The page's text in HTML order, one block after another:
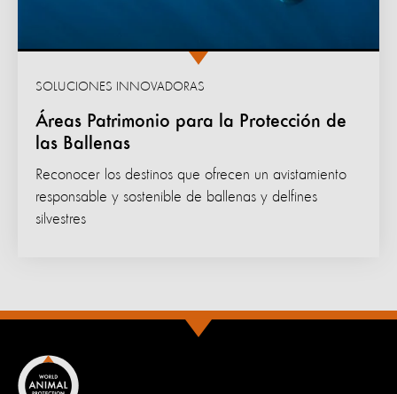
Áreas Patrimonio para la Protección de
las Ballenas
SOLUCIONES INNOVADORAS
Reconocer los destinos que ofrecen un avistamiento
responsable y sostenible de ballenas y delfines
silvestres